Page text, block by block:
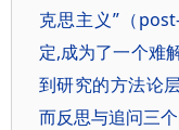
克思主义”（
定,成为了一个难
到研究的方法论
而反思与追问三